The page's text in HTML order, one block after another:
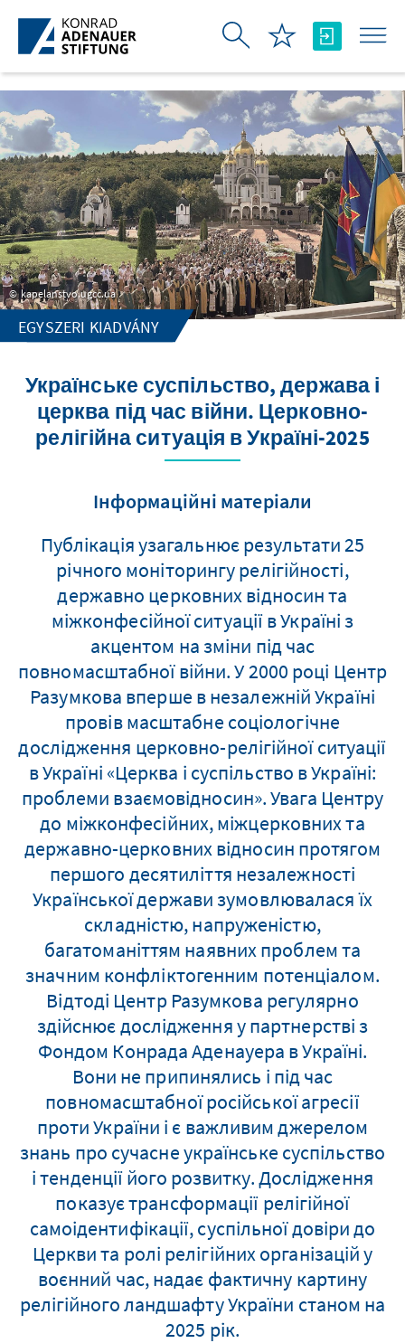
Ugrás a fő tartalomhoz
kapelanstvo.ugcc.ua
EGYSZERI KIADVÁNY
Українське суспільство, держава і
церква під час війни. Церковно-
релігійна ситуація в Україні-2025
Інформаційні матеріали
Публікація узагальнює результати 25
річного моніторингу релігійності,
державно церковних відносин та
міжконфесійної ситуації в Україні з
акцентом на зміни під час
повномасштабної війни. У 2000 році Центр
Разумкова вперше в незалежній Україні
провів масштабне соціологічне
дослідження церковно-релігійної ситуації
в Україні «Церква і суспільство в Україні:
проблеми взаємовідносин». Увага Центру
до міжконфесійних, міжцерковних та
державно-церковних відносин протягом
першого десятиліття незалежності
Української держави зумовлювалася їх
складністю, напруженістю,
багатоманіттям наявних проблем та
значним конфліктогенним потенціалом.
Відтоді Центр Разумкова регулярно
здійснює дослідження у партнерстві з
Фондом Конрада Аденауера в Україні.
Вони не припинялись і під час
повномасштабної російської агресії
проти України і є важливим джерелом
знань про сучасне українське суспільство
і тенденції його розвитку. Дослідження
показує трансформації релігійної
самоідентифікації, суспільної довіри до
Церкви та ролі релігійних організацій у
воєнний час, надає фактичну картину
релігійного ландшафту України станом на
2025 рік.